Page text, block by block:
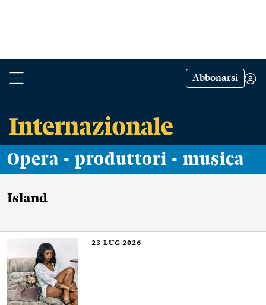
Abbonarsi
Opera - produttori - musica
Island
23 LUG 2026